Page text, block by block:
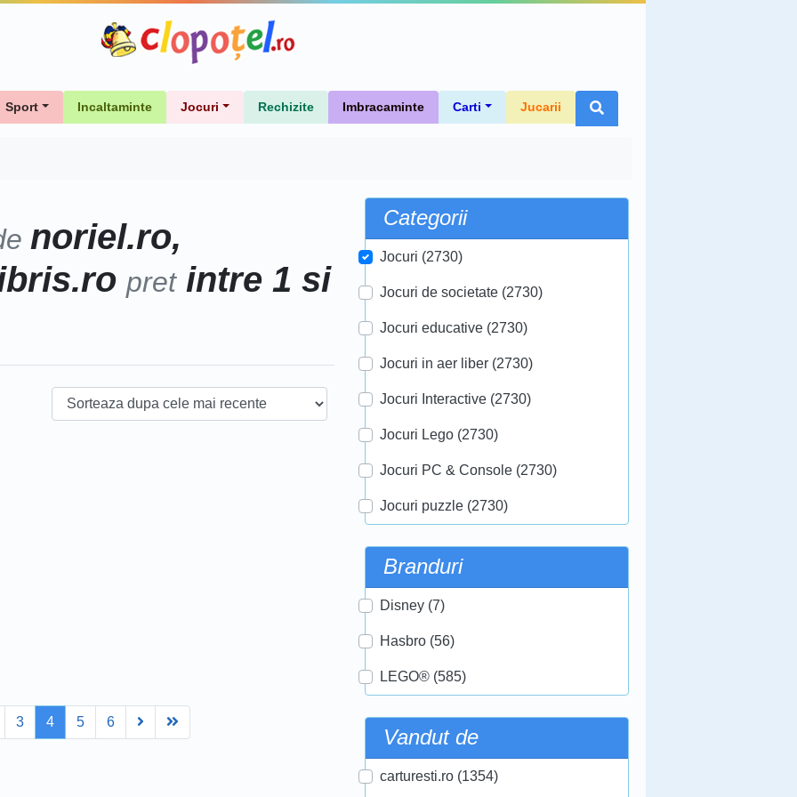
Sport Incaltaminte Jocuri Rechizite Imbracaminte Carti Jucarii
noriel.ro,
pretintre 1 si
3 4 5 6 Next
Categorii
Jocuri (2730)
Jocuri de societate (2730)
Jocuri educative (2730)
Jocuri in aer liber (2730)
Jocuri Interactive (2730)
Jocuri Lego (2730)
Jocuri PC & Console (2730)
Jocuri puzzle (2730)
Branduri
Disney (7)
Hasbro (56)
LEGO® (585)
Vandut de
carturesti.ro (1354)